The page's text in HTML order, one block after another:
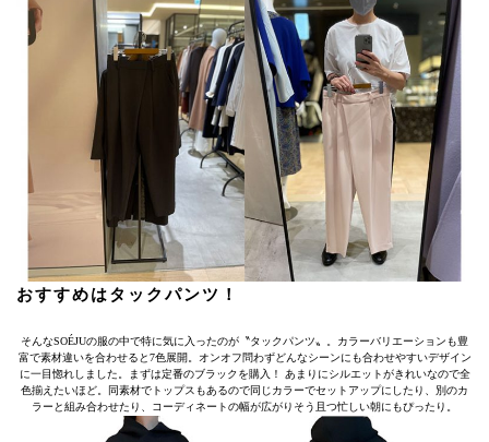
おすすめはタックパンツ！
そんなSOÉJUの服の中で特に気に入ったのが〝タックパンツ〟。カラーバリエーションも豊
富で素材違いを合わせると7色展開。オンオフ問わずどんなシーンにも合わせやすいデザイン
に一目惚れしました。まずは定番のブラックを購入！ あまりにシルエットがきれいなので全
色揃えたいほど。同素材でトップスもあるので同じカラーでセットアップにしたり、別のカ
ラーと組み合わせたり、コーディネートの幅が広がりそう且つ忙しい朝にもぴったり。